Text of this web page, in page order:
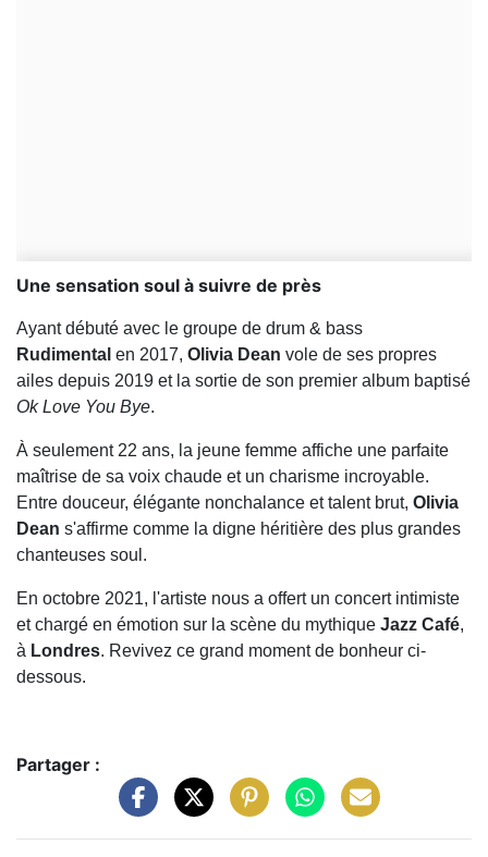
Une sensation soul à suivre de près
Ayant débuté avec le groupe de drum & bass
Rudimental en 2017, Olivia Dean vole de ses propres
ailes depuis 2019 et la sortie de son premier album baptisé
Ok Love You Bye.
À seulement 22 ans, la jeune femme affiche une parfaite
maîtrise de sa voix chaude et un charisme incroyable.
Entre douceur, élégante nonchalance et talent brut, Olivia
Dean s'affirme comme la digne héritière des plus grandes
chanteuses soul.
En octobre 2021, l'artiste nous a offert un concert intimiste
et chargé en émotion sur la scène du mythique Jazz Café,
à Londres. Revivez ce grand moment de bonheur ci-
dessous.
Partager :